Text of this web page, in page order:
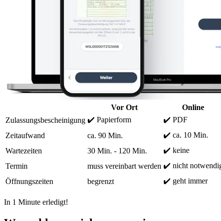
Vor Ort
Online
Zulassungsbescheinigung ✔️ Papierform
✔️ PDF
Zeitaufwand
ca. 90 Min.
✔️ ca. 10 Min.
Wartezeiten
30 Min. - 120 Min.
✔️ keine
Termin
muss vereinbart werden ✔️ nicht
Öffnungszeiten
begrenzt ✔️ geht immer
In 1 Minute erledigt!